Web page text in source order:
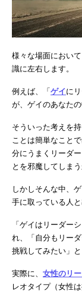
様々な場面におい
識に左右します。
例えば、「ゲイに
が、ゲイのあなた
そういった考えを
ことは簡単なこと
分にうまくリーダ
とを邪魔してしま
しかしそんな中、
手に取っている人
「ゲイはリーダー
れ、「自分もリー
挑戦してみたい」
実際に、 女性のリ
レオタイプ（女性